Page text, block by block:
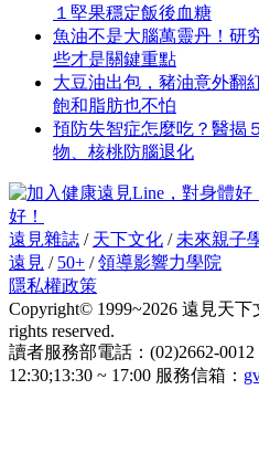
１堅果穩定飯後血糖
魚油不是大腦萬靈丹！研
些才是關鍵重點
大豆油出包，豬油意外翻
飽和脂肪也不怕
預防失智症怎麼吃？醫揭
物、核桃防腦退化
好！
遠見雜誌 / 天下文化 / 未來親子
遠見 / 50+ /領導影響力學院
隱私權政策
Copyright© 1999~2026 遠見天
rights reserved.
讀者服務部電話：(02)2662-
12:30;13:30 ~ 17:00 服務信箱：